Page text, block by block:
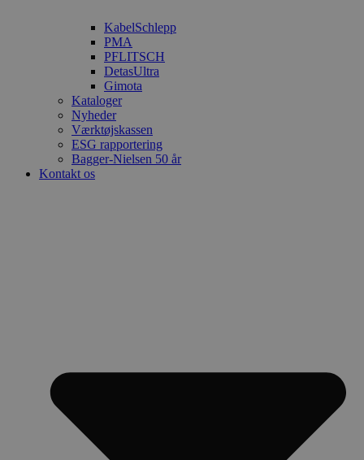
KabelSchlepp
PMA
PFLITSCH
DetasUltra
Gimota
Kataloger
Nyheder
Værktøjskassen
ESG rapportering
Bagger-Nielsen 50 år
Kontakt os